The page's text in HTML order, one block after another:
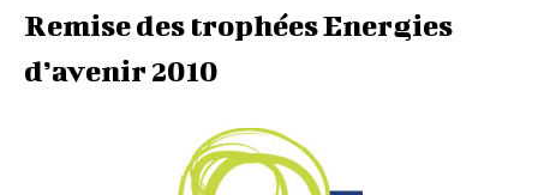
Remise des trophées Energies
d’avenir 2010